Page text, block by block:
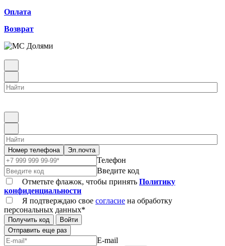
Оплата
Возврат
Номер телефона Эл.почта
Телефон
Введите код
Отметьте флажок, чтобы принять Политику
конфиденциальности
Я подтверждаю свое согласие на обработку
персональных данных*
Получить код
Войти
Отправить еще раз
E-mail